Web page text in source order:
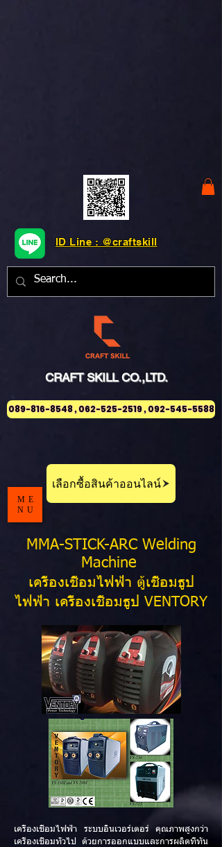
CRAFT SKILL CO.,LTD.
ID Line : @craftskill
089-816-8548 , 062-525-2519 , 092-545-5588
เลือกซื้อสินค้าออนไลน์
ME
NU
MMA-STICK-ARC Welding
Machine
เครื่องเชื่อมไฟฟ้า ตู้เชื่อมธูป
ไฟฟ้า เครื่องเชื่อมธูป VENTORY
เครื่องเชื่อมไฟฟ้า ระบบอินเวอร์เตอร์ คุณภาพสูงกว่า
เครื่องเชื่อมทั่วไป ด้วยการออกแบบและการผลิตที่ทัน